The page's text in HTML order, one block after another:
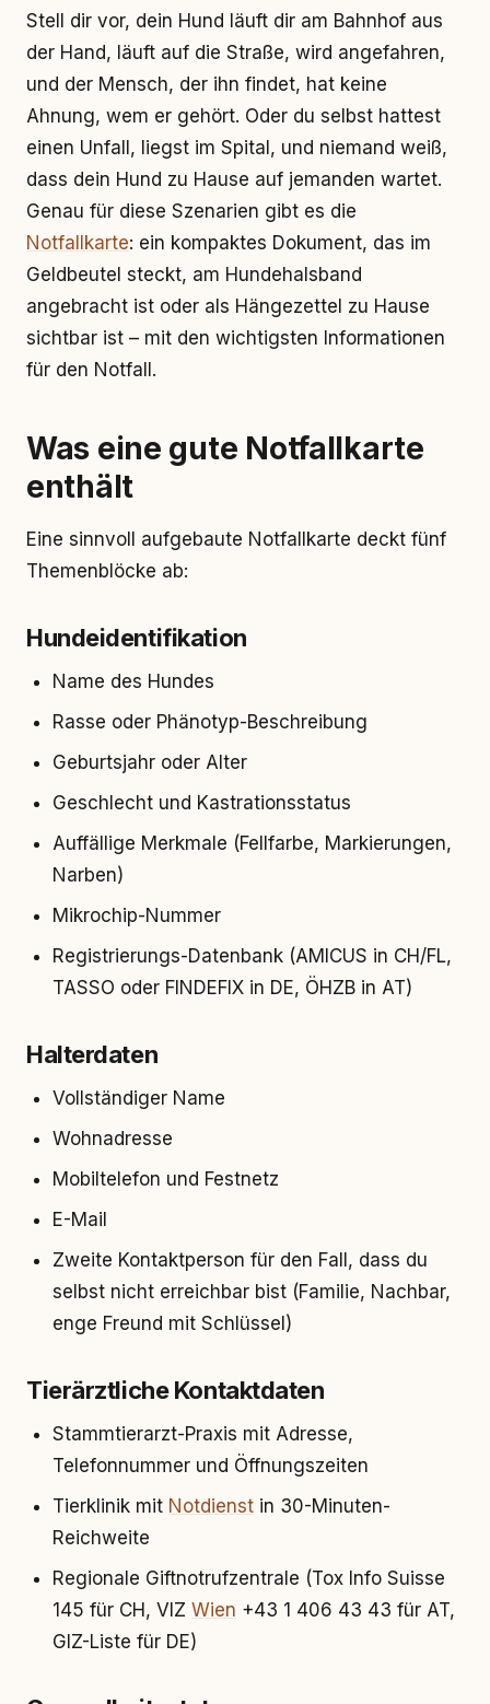
Stell dir vor, dein Hund läuft dir am Bahnhof aus
der Hand, läuft auf die Straße, wird angefahren,
und der Mensch, der ihn findet, hat keine
Ahnung, wem er gehört. Oder du selbst hattest
einen Unfall, liegst im Spital, und niemand weiß,
dass dein Hund zu Hause auf jemanden wartet.
Genau für diese Szenarien gibt es die
Notfallkarte: ein kompaktes Dokument, das im
Geldbeutel steckt, am Hundehalsband
angebracht ist oder als Hängezettel zu Hause
sichtbar ist – mit den wichtigsten Informationen
für den Notfall.
Was eine gute Notfallkarte
enthält
Eine sinnvoll aufgebaute Notfallkarte deckt fünf
Themenblöcke ab:
Hundeidentifikation
Name des Hundes
Rasse oder Phänotyp-Beschreibung
Geburtsjahr oder Alter
Geschlecht und Kastrationsstatus
Auffällige Merkmale (Fellfarbe, Markierungen,
Narben)
Mikrochip-Nummer
Registrierungs-Datenbank (AMICUS in CH/FL,
TASSO oder FINDEFIX in DE, ÖHZB in AT)
Halterdaten
Vollständiger Name
Wohnadresse
Mobiltelefon und Festnetz
E-Mail
Zweite Kontaktperson für den Fall, dass du
selbst nicht erreichbar bist (Familie, Nachbar,
enge Freund mit Schlüssel)
Tierärztliche Kontaktdaten
Stammtierarzt-Praxis mit Adresse,
Telefonnummer und Öffnungszeiten
Tierklinik mit Notdienst in 30-Minuten-
Reichweite
Regionale Giftnotrufzentrale (Tox Info Suisse
145 für CH, VIZ Wien +43 1 406 43 43 für AT,
GIZ-Liste für DE)